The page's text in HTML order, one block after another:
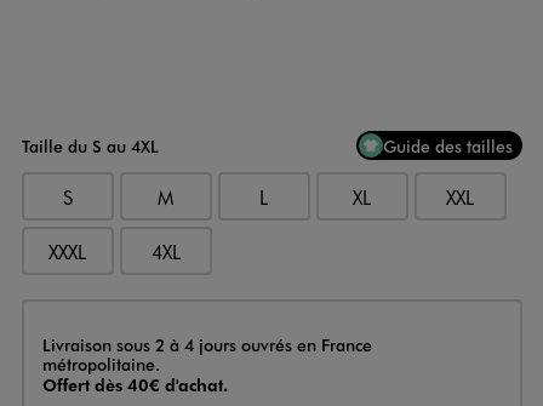
Taille du S au 4XL Guide des tailles
S M L XL XXL
XXXL 4XL
Livraison
Livraison sous 2 à 4 jours ouvrés en France
métropolitaine.
Offert dès 40€ d'achat.